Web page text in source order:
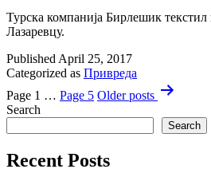
Турска компанија Бирлешик
Лазаревцу.
Published April 25, 2017
Categorized as Привреда
Posts
pagination
Page 1 … Page 5 Olderposts
Search
Search
Recent Posts